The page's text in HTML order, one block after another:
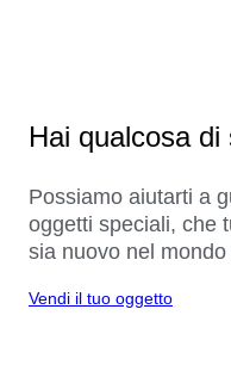
Hai qualcosa
Possiamo aiutarti a
oggetti speciali, che
sia nuovo nel
Vendi il tuo oggetto